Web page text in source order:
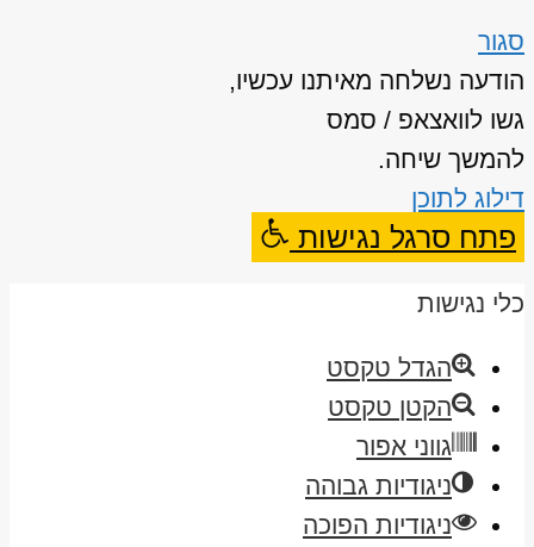
סגור
הודעה נשלחה מאיתנו עכשיו,
גשו לוואצאפ / סמס
להמשך שיחה.
דילוג לתוכן
פתח סרגל נגישות
כלי נגישות
הגדל טקסט
הקטן טקסט
גווני אפור
ניגודיות גבוהה
ניגודיות הפוכה